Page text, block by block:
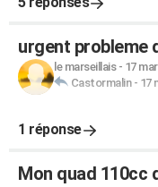
urgent probleme
le marseillais- 17
Castormalin- 17
1 réponse
Mon quad 110cc